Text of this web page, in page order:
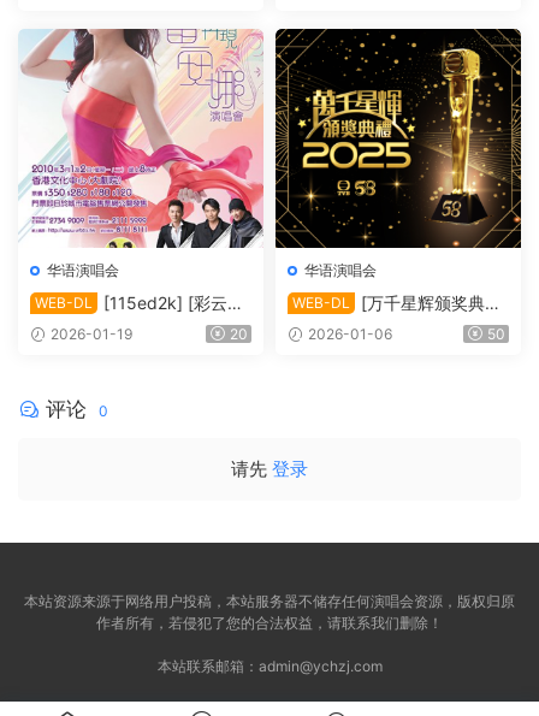
HBO][TS/20.33 GiB]
1][ISO/63.91 GiB]
华语演唱会
WEB-DL
[115ed2k] [彩云再
现雷安娜演唱会][1080i.HDT
2026-01-19 20
华语演唱会
WEB-DL
[万千星辉颁奖典礼
2025][1080i.HDTV.H264.D
2026-01-06 50
评论 0
请先 登录
本站资源来源于网络用户投稿，本站服务器不储存任何演唱会资源，版权归原
作者所有，若侵犯了您的合法权益，请联系我们删除！
本站联系邮箱： admin@ychzj.com